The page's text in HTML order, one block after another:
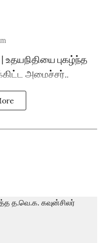
உதயநிதியை புகழ்ந்த
அமைச்சர்..